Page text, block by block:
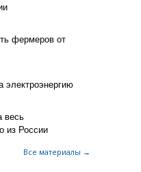
фермеров от
электроэнергию
весь
из России
Все материалы →